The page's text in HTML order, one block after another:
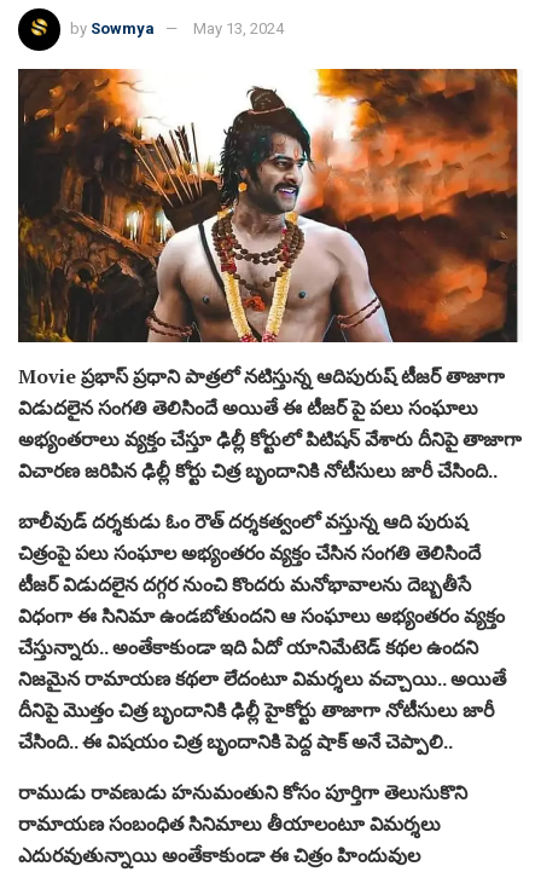
by Sowmya May 13, 2024
Movie ప్రభాస్ ప్రధాని పాత్రలో నటిస్తున్న ఆదిపురుష్ టీజర్ తాజాగా
విడుదలైన సంగతి తెలిసిందే అయితే ఈ టీజర్ పై పలు సంఘాలు
అభ్యంతరాలు వ్యక్తం చేస్తూ ఢిల్లీ కోర్టులో పిటిషన్ వేశారు దీనిపై తాజాగా
విచారణ జరిపిన ఢిల్లీ కోర్టు చిత్ర బృందానికి నోటీసులు జారీ చేసింది..
బాలీవుడ్ దర్శకుడు ఓం రౌత్ దర్శకత్వంలో వస్తున్న ఆది పురుష
చిత్రంపై పలు సంఘాల అభ్యంతరం వ్యక్తం చేసిన సంగతి తెలిసిందే
టీజర్ విడుదలైన దగ్గర నుంచి కొందరు మనోభావాలను దెబ్బతీసే
విధంగా ఈ సినిమా ఉండబోతుందని ఆ సంఘాలు అభ్యంతరం వ్యక్తం
చేస్తున్నారు.. అంతేకాకుండా ఇది ఏదో యానిమేటెడ్ కథల ఉందని
నిజమైన రామాయణ కథలా లేదంటూ విమర్శలు వచ్చాయి.. అయితే
దీనిపై మొత్తం చిత్ర బృందానికి ఢిల్లీ హైకోర్టు తాజాగా నోటీసులు జారీ
చేసింది.. ఈ విషయం చిత్ర బృందానికి పెద్ద షాక్ అనే చెప్పాలి..
రాముడు రావణుడు హనుమంతుని కోసం పూర్తిగా తెలుసుకొని
రామాయణ సంబంధిత సినిమాలు తీయాలంటూ విమర్శలు
ఎదురవుతున్నాయి అంతేకాకుండా ఈ చిత్రం హిందువుల